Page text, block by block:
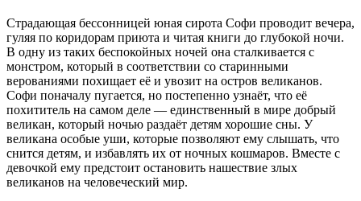
Страдающая бессонницей юная сирота Софи проводит вечера,
гуляя по коридорам приюта и читая книги до глубокой ночи.
В одну из таких беспокойных ночей она сталкивается с
монстром, который в соответствии со старинными
верованиями похищает её и увозит на остров великанов.
Софи поначалу пугается, но постепенно узнаёт, что её
похититель на самом деле — единственный в мире добрый
великан, который ночью раздаёт детям хорошие сны. У
великана особые уши, которые позволяют ему слышать, что
снится детям, и избавлять их от ночных кошмаров. Вместе с
девочкой ему предстоит остановить нашествие злых
великанов на человеческий мир.